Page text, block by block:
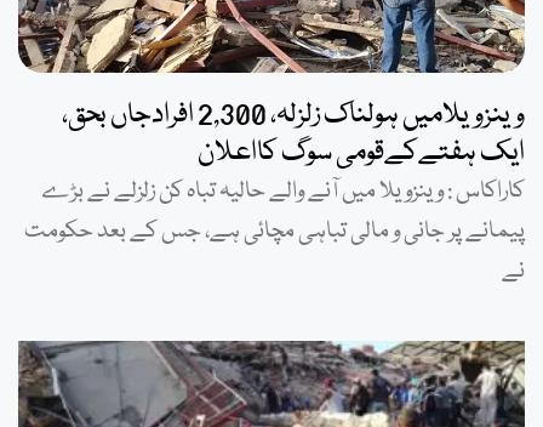
وینزویلامیں ہولناک زلزلہ، 2,300 افرادجاں بحق،
ایک ہفتےکےقومی سوگ کااعلان
کاراکاس : وینزویلا میں آنے والے حالیہ تباہ کن زلزلے نے بڑے
پیمانے پر جانی و مالی تباہی مچائی ہے، جس کے بعد حکومت
نے